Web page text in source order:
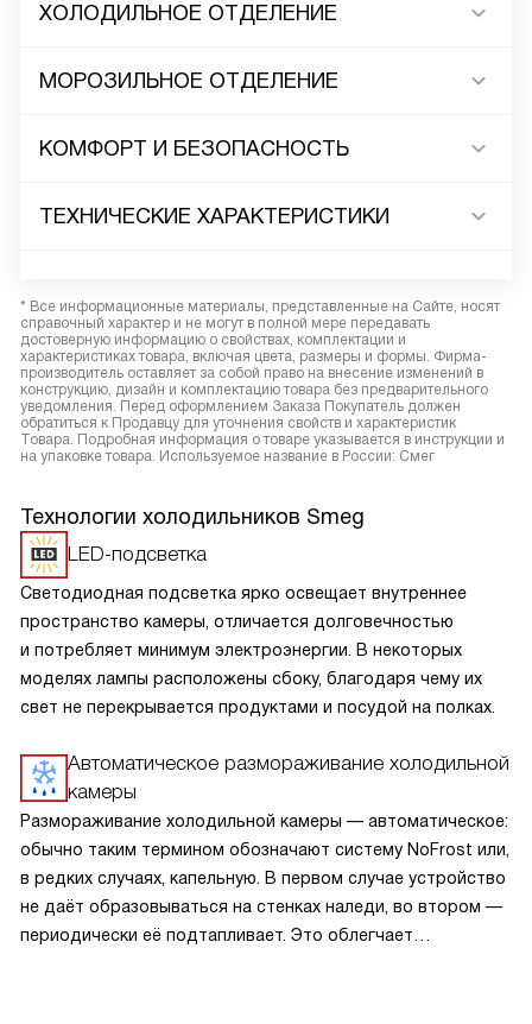
ХОЛОДИЛЬНОЕ ОТДЕЛЕНИЕ
МОРОЗИЛЬНОЕ ОТДЕЛЕНИЕ
КОМФОРТ И БЕЗОПАСНОСТЬ
ТЕХНИЧЕСКИЕ ХАРАКТЕРИСТИКИ
* Все информационные материалы, представленные на Сайте, носят
справочный характер и не могут в полной мере передавать
достоверную информацию о свойствах, комплектации и
характеристиках товара, включая цвета, размеры и формы. Фирма-
производитель оставляет за собой право на внесение изменений в
конструкцию, дизайн и комплектацию товара без предварительного
уведомления. Перед оформлением Заказа Покупатель должен
обратиться к Продавцу для уточнения свойств и характеристик
Товара. Подробная информация о товаре указывается в инструкции и
на упаковке товара. Используемое название в России: Смег
Технологии холодильников Smeg
LED-подсветка
Светодиодная подсветка ярко освещает внутреннее
пространство камеры, отличается долговечностью
и потребляет минимум электроэнергии. В некоторых
моделях лампы расположены сбоку, благодаря чему их
свет не перекрывается продуктами и посудой на полках.
Автоматическое размораживание холодильной
камеры
Размораживание холодильной камеры — автоматическое:
обычно таким термином обозначают систему NoFrost или,
в редких случаях, капельную. В первом случае устройство
не даёт образовываться на стенках наледи, во втором —
периодически её подтапливает. Это облегчает